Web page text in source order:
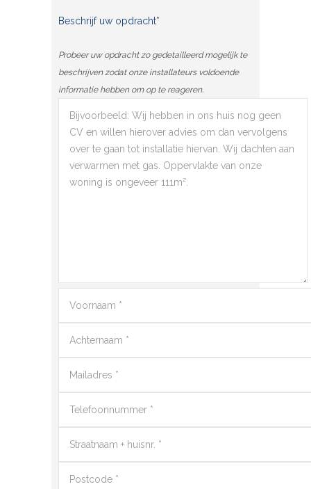
Beschrijf uw opdracht*
Probeer uw opdracht zo gedetailleerd mogelijk te
beschrijven zodat onze installateurs voldoende
informatie hebben om op te reageren.